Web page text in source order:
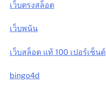
เว็บตรงสล็อต
เว็บพนัน
เว็บสล็อต แท้ 100 เปอร์เซ็นต์
bingo4d